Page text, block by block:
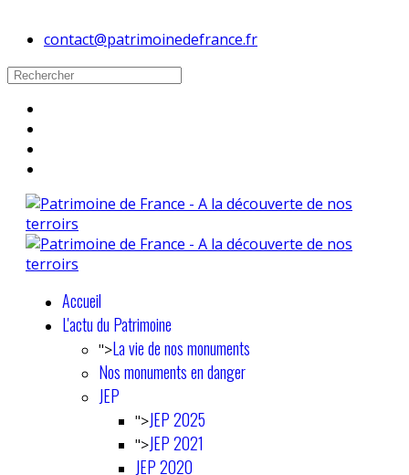
contact@patrimoinedefrance.fr
Accueil
L'actu du Patrimoine
">La vie de nos monuments
Nos monuments en danger
JEP
">JEP 2025
">JEP 2021
JEP 2020